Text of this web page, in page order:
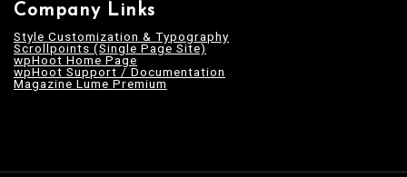
Company Links
Style Customization & Typography
Scrollpoints (Single Page Site)
wpHoot Home Page
wpHoot Support / Documentation
Magazine Lume Premium